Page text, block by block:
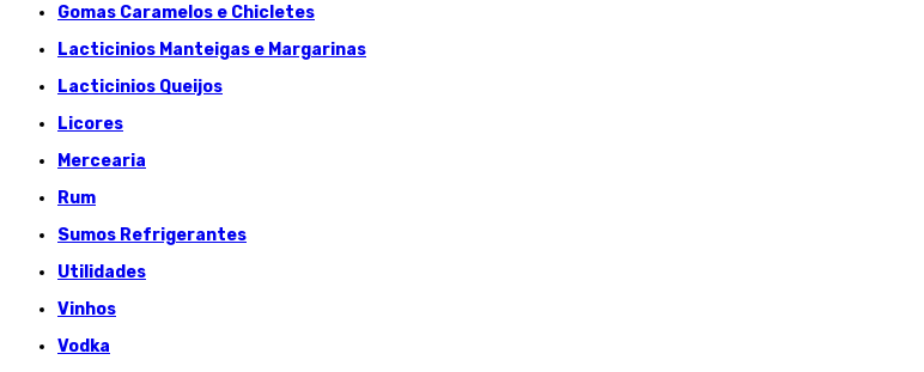
Gomas Caramelos e Chicletes
Lacticinios Manteigas e Margarinas
Lacticinios Queijos
Licores
Mercearia
Rum
Sumos Refrigerantes
Utilidades
Vinhos
Vodka